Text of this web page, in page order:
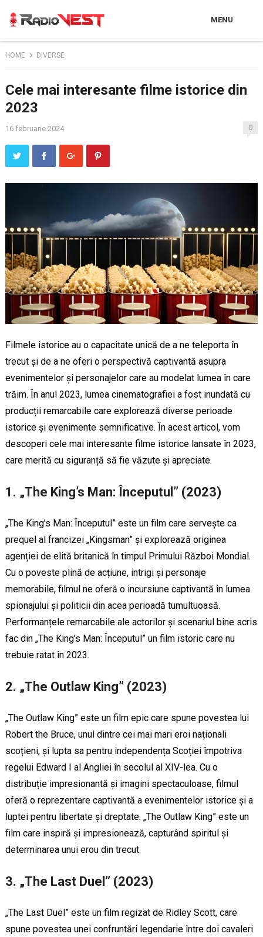
MENU
HOME DIVERSE
Cele mai interesante filme istorice din
2023
16 februarie 2024 0
Filmele istorice au o capacitate unică de a ne teleporta în
trecut și de a ne oferi o perspectivă captivantă asupra
evenimentelor și personajelor care au modelat lumea în care
trăim. În anul 2023, lumea cinematografiei a fost inundată cu
producții remarcabile care explorează diverse perioade
istorice și evenimente semnificative. În acest articol, vom
descoperi cele mai interesante filme istorice lansate în 2023,
care merită cu siguranță să fie văzute și apreciate.
1. „The King’s Man: Începutul” (2023)
„The King’s Man: Începutul” este un film care servește ca
prequel al francizei „Kingsman” și explorează originea
agenției de elită britanică în timpul Primului Război Mondial.
Cu o poveste plină de acțiune, intrigi și personaje
memorabile, filmul ne oferă o incursiune captivantă în lumea
spionajului și politicii din acea perioadă tumultuoasă.
Performanțele remarcabile ale actorilor și scenariul bine scris
fac din „The King’s Man: Începutul” un film istoric care nu
trebuie ratat în 2023.
2. „The Outlaw King” (2023)
„The Outlaw King” este un film epic care spune povestea lui
Robert the Bruce, unul dintre cei mai mari eroi naționali
scoțieni, și lupta sa pentru independența Scoției împotriva
regelui Edward I al Angliei în secolul al XIV-lea. Cu o
distribuție impresionantă și imagini spectaculoase, filmul
oferă o reprezentare captivantă a evenimentelor istorice și a
luptei pentru libertate și dreptate. „The Outlaw King” este un
film care inspiră și impresionează, capturând spiritul și
determinarea unui erou din trecut.
3. „The Last Duel” (2023)
„The Last Duel” este un film regizat de Ridley Scott, care
spune povestea unei confruntări legendarie între doi cavaleri